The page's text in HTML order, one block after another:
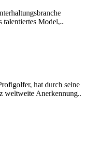
talentiertes Model,..
hat durch seine
weltweite Anerkennung..